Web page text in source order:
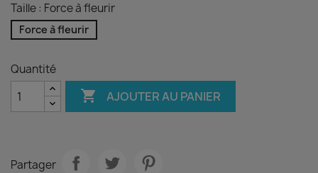
Taille : Force à fleurir
Force à fleurir
Quantité
 AJOUTER AU PANIER
Partager